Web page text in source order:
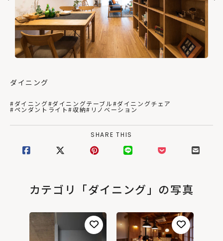
ダイニング
#ダイニング#ダイニングテーブル#ダイニングチェア
#ペンダントライト#収納#リノベーション
SHARE THIS
カテゴリ「ダイニング」の写真